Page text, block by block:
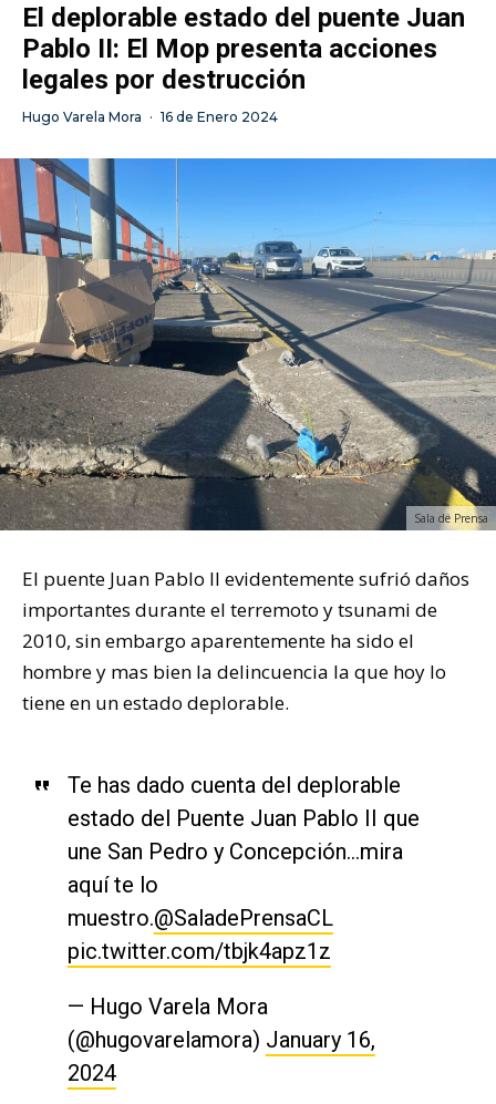
El deplorable estado del puente Juan
Pablo II: El Mop presenta acciones
legales por destrucción
Hugo Varela Mora · 16 de Enero 2024
Sala de Prensa
El puente Juan Pablo II evidentemente sufrió daños
importantes durante el terremoto y tsunami de
2010, sin embargo aparentemente ha sido el
hombre y mas bien la delincuencia la que hoy lo
tiene en un estado deplorable.
Te has dado cuenta del deplorable
estado del Puente Juan Pablo II que
une San Pedro y Concepción…mira
aquí te lo
muestro.@SaladePrensaCL
pic.twitter.com/tbjk4apz1z
— Hugo Varela Mora
(@hugovarelamora) January 16,
2024